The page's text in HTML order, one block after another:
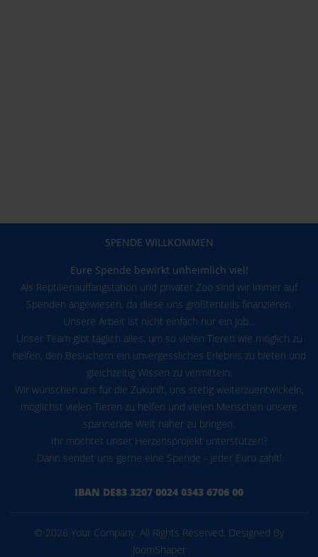
SPENDE WILLKOMMEN
Eure Spende bewirkt unheimlich viel!
Als Reptilienauffangstation und privater Zoo sind wir immer auf
Spenden angewiesen, da diese uns größtenteils finanzieren.
Unsere Arbeit ist nicht einfach nur ein Job...
Unser Team gibt täglich alles, um so vielen Tieren wie möglich zu
helfen, den Besuchern ein unvergessliches Erlebnis zu bieten und
gleichzeitig Wissen zu vermitteln.
Wir wünschen uns für die Zukunft, uns stetig weiterzuentwickeln,
möglichst vielen Tieren zu helfen und vielen Menschen unsere
spannende Welt näher zu bringen.
Ihr möchtet unser Herzensprojekt unterstützen?
Dann sendet uns gerne eine Spende - jeder Euro zählt!
IBAN DE83 3207 0024 0343 6706 00
© 2026 Your Company. All Rights Reserved. Designed By
JoomShaper